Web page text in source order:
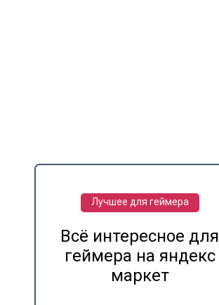
Лучшее для геймера
Всё интересное для
геймера на яндекс
маркет